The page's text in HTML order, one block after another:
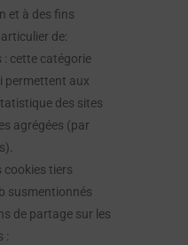
et à des fins
de:
: cette catégorie
permettent aux
des sites
agrégées (par
cookies tiers
susmentionnés
de partage sur les
: